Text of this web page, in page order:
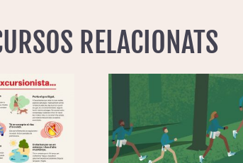
RELACIONATS